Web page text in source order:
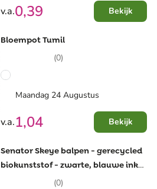
v.a.0,39 Bekijk
Bloempot Tumil
(0)
Maandag 24 Augustus
v.a.1,04 Bekijk
Senator Skeye balpen - gerecycled
biokunststof - zwarte, blauwe inkt
- mat gekleurd - draai mechanisme
(0)